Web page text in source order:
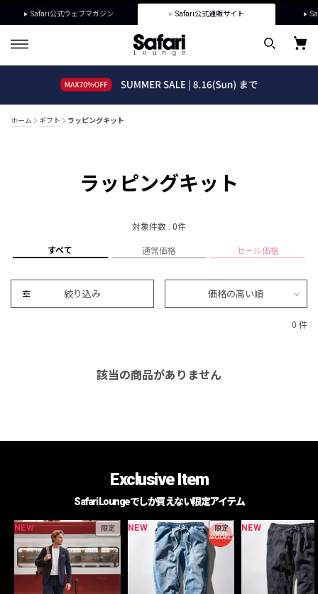
Safari公式ウェブマガジン Safari公式通販サイト
ホーム ギフト ラッピングキット
ラッピングキット
対象件数 : 0件
すべて 通常価格 セール価格
絞り込み 価格の高い順
0 件
該当の商品がありません
Exclusive Item
Safari Loungeでしか買えない限定アイテム
NEW 限定 NEW 限定 NEW